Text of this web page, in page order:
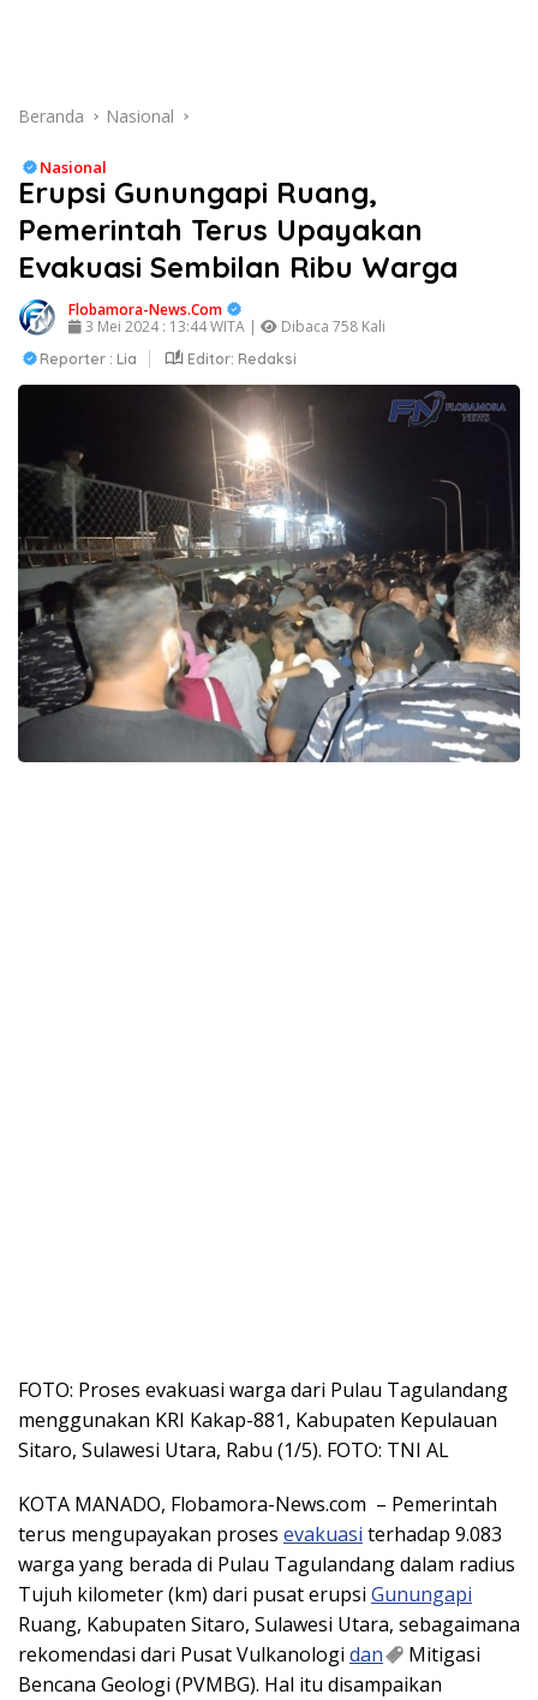
Beranda Nasional
Nasional
Erupsi Gunungapi Ruang,
Pemerintah Terus Upayakan
Evakuasi Sembilan Ribu Warga
Flobamora-News.Com
3 Mei 2024 : 13:44 WITA |
Dibaca 758 Kali
Reporter : Lia Editor: Redaksi
FOTO: Proses evakuasi warga dari Pulau Tagulandang
menggunakan KRI Kakap-881, Kabupaten Kepulauan
Sitaro, Sulawesi Utara, Rabu (1/5). FOTO: TNI AL
KOTA MANADO, Flobamora-News.com – Pemerintah
terus mengupayakan proses evakuasi terhadap 9.083
warga yang berada di Pulau Tagulandang dalam radius
Tujuh kilometer (km) dari pusat erupsi Gunungapi
Ruang, Kabupaten Sitaro, Sulawesi Utara, sebagaimana
rekomendasi dari Pusat Vulkanologi dan
Mitigasi
Bencana Geologi (PVMBG). Hal itu disampaikan